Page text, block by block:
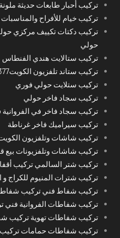
تركيب أحبار طابعات حديثة
تركيب خيام للأفراح
تركيب دكتات تكييف مركزي
حولي
تركيب ستالايت هندي الفنطاس
تركيب ستاند تلفزيون الكويت50355377
تركيب ستلايت حولي فوري
تركيب سجاد فاخر حولي
تركيب سجاد فاخر في
تركيب سيراميك فاخر غرناطة
تركيب شاشات وتلفزيون
تركيب شاشات وتلفزيونات
تركيب شتر السالمي تركيب
تركيب شترات المنيوم للكراج
تركيب شفاط فني تركيب
تركيب شفاطات الفروانية فني
تركيب شفاطات تهوية تركيب
تركيب شفاطات حمامات